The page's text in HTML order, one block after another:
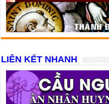
LIÊN KẾT NHANH